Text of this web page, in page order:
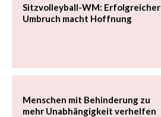
Sitzvolleyball-WM: Erfolgreicher
Umbruch macht Hoffnung
Menschen mit Behinderung zu
mehr Unabhängigkeit verhelfen